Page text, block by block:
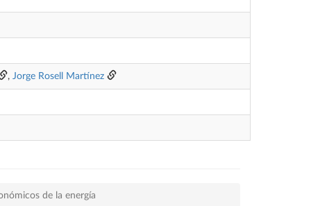
, Jorge Rosell Martínez
de la energía